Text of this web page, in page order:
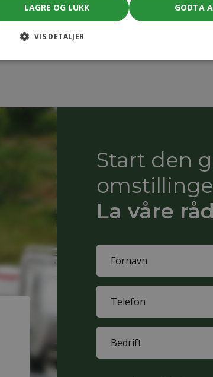
is therefore an inventory of
targets for the company.
Start den
La våre
(Påkrevd)
First
name
(Påkrevd)
(Påkrevd)
LAGRE OG LUKK GODTA
VIS DETALJER